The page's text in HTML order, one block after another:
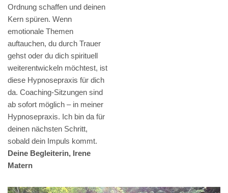
Ordnung schaffen und deinen
Kern spüren. Wenn
emotionale Themen
auftauchen, du durch Trauer
gehst oder du dich spirituell
weiterentwickeln möchtest, ist
diese Hypnosepraxis für dich
da. Coaching-Sitzungen sind
ab sofort möglich – in meiner
Hypnosepraxis. Ich bin da für
deinen nächsten Schritt,
sobald dein Impuls kommt.
Deine Begleiterin, Irene
Matern